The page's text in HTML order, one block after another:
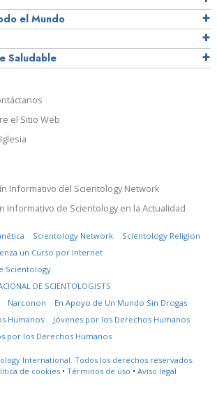
el Mundo
Saludable
el Sitio Web
Informativo del Scientology Network
Informativo de Scientology en la Actualidad
Scientology Network
Scientology Religion
un Curso por Internet
Scientology
DE SCIENTOLOGISTS
Narconon
En Apoyo de Un Mundo Sin Drogas
Humanos
Jóvenes por los Derechos Humanos
por los Derechos Humanos
International. Todos los derechos reservados.
de cookies • Términos de uso • Aviso legal